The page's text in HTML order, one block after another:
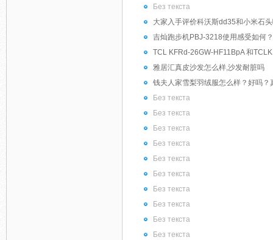
Без текста
大家入手评价科沃斯dd35和小米石
吉灿跑步机PBJ-3218使用感受如何
TCL KFRd-26GW-HF11BpA 和
雅居汇真皮沙发怎么样,沙发耐脏吗
钱夫人家雪梨羽绒服怎么样？好吗？
Без текста
Без текста
Без текста
Без текста
Без текста
Без текста
Без текста
Без текста
Без текста
Без текста